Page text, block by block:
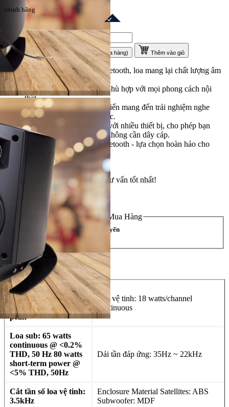
chính hãng
Số lượng
Mua ngay (Giao tận nơi hoặc lấy tại cửa hàng) Thêm vào giỏ
Klipsch ProMedia 2.1 Bluetooth, loa mang lại chất lượng âm
thanh đỉnh cao.
Thiết kế độc đáo, tinh tế, phù hợp với mọi phong cách nội
thất.
Công nghệ âm thanh tiên tiến mang đến trải nghiệm nghe
nhạc sâu lắng và trung thực.
Kết nối Bluetooth tiện lợi với nhiều thiết bị, cho phép bạn
thưởng thức âm nhạc mà không cần dây cáp.
Klipsch ProMedia 2.1 Bluetooth - lựa chọn hoàn hảo cho
những người yêu nhạc.
Gọi ngay 0961932222để được tư vấn tốt nhất!
Tình trạng:
Còn hàng
Thương hiệu:Klipsch
Loại:
Loa Blutooth công nghệ
Ưu Đãi Khi Mua Hàng
Miễn phí vận chuyển
Xem thêm mã ưu đãi Thu gọn
Thông số kỹ thuật
Công suất tổng của bộ
dàn: 100 watts
continuous/200 watts
peak
Loa vệ tinh: 18 watts/channel
continuous
Loa sub: 65 watts
continuous @ <0.2%
THD, 50 Hz 80 watts
short-term power @
<5% THD, 50Hz
Dải tần đáp ứng: 35Hz ~ 22kHz
Cắt tần số loa vệ tinh:
3.5kHz
Enclosure Material Satellites: ABS
Subwoofer: MDF